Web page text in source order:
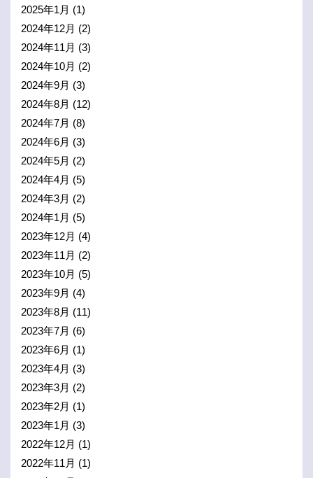
2025年1月 (1)
2024年12月 (2)
2024年11月 (3)
2024年10月 (2)
2024年9月 (3)
2024年8月 (12)
2024年7月 (8)
2024年6月 (3)
2024年5月 (2)
2024年4月 (5)
2024年3月 (2)
2024年1月 (5)
2023年12月 (4)
2023年11月 (2)
2023年10月 (5)
2023年9月 (4)
2023年8月 (11)
2023年7月 (6)
2023年6月 (1)
2023年4月 (3)
2023年3月 (2)
2023年2月 (1)
2023年1月 (3)
2022年12月 (1)
2022年11月 (1)